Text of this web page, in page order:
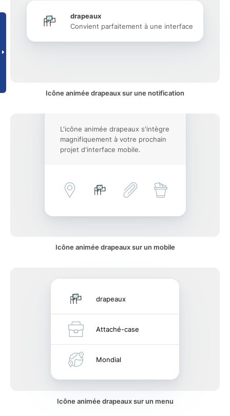
drapeaux
Convient parfaitement à une interface
Icône animée drapeaux sur une notification
L'icône animée drapeaux s'intègre
magnifiquement à votre prochain
projet d'interface mobile.
Icône animée drapeaux sur un mobile
drapeaux
Attaché-case
Mondial
Icône animée drapeaux sur un menu